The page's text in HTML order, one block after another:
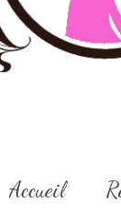
Accueil